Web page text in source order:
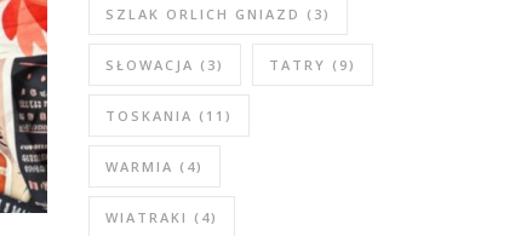
SZLAK ORLICH GNIAZD (3)
SŁOWACJA (3) TATRY (9)
TOSKANIA (11)
WARMIA (4)
WIATRAKI (4)